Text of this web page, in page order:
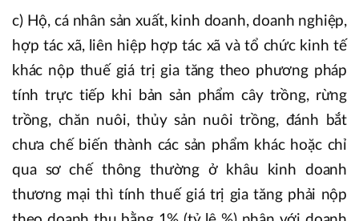
c) Hộ, cá nhân sản xuất, kinh doanh, doanh nghiệp,
hợp tác xã, liên hiệp hợp tác xã và tổ chức kinh tế
khác nộp thuế giá trị gia tăng theo phương pháp
tính trực tiếp khi bản sản phẩm cây trồng, rừng
trồng, chăn nuôi, thủy sản nuôi trồng, đánh bắt
chưa chế biến thành các sản phẩm khác hoặc chỉ
qua sơ chế thông thường ở khâu kinh doanh
thương mại thì tính thuế giá trị gia tăng phải nộp